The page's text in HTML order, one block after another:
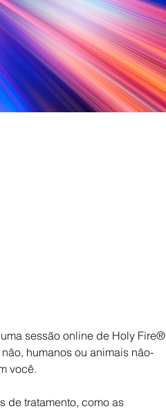
sessão online de Holy Fire®
humanos ou animais não-
você.
de tratamento, como as